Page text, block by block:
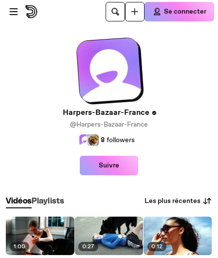
Passer au contenu principal
Se connecter
Harpers-Bazaar-France
@Harpers-Bazaar-France
8 followers
Suivre
VidéosPlaylists Les plus récentes
1:00 0:27 0:12